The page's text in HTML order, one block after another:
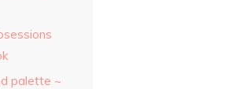
palette ~